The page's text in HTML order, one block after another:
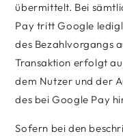
übermittelt. Bei
Pay tritt Google
des Bezahlvorgangs
Transaktion erfolgt
dem Nutzer und der
des bei Google Pay
Sofern bei den